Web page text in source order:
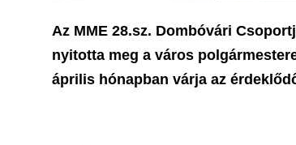
Az MME 28.sz. Dombóvári
nyitotta meg a város
április hónapban várja az